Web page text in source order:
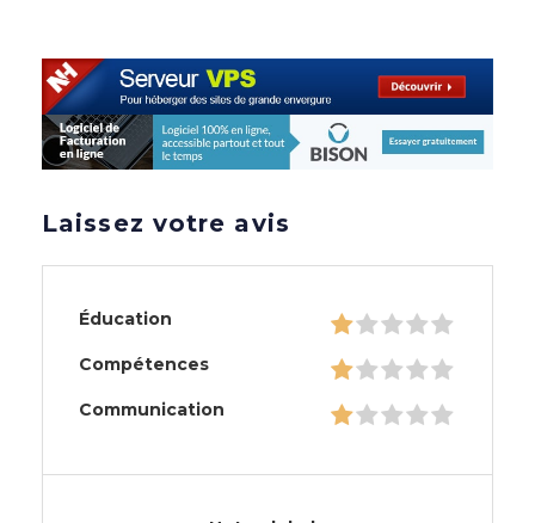
Laissez votre avis
Éducation
Compétences
Communication